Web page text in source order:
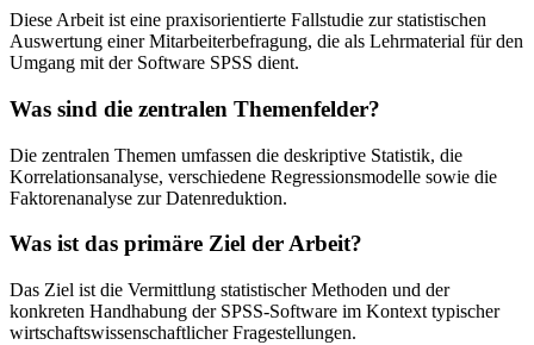
Diese Arbeit ist eine praxisorientierte Fallstudie zur statistischen
Auswertung einer Mitarbeiterbefragung, die als Lehrmaterial für den
Umgang mit der Software SPSS dient.
Was sind die zentralen Themenfelder?
Die zentralen Themen umfassen die deskriptive Statistik, die
Korrelationsanalyse, verschiedene Regressionsmodelle sowie die
Faktorenanalyse zur Datenreduktion.
Was ist das primäre Ziel der Arbeit?
Das Ziel ist die Vermittlung statistischer Methoden und der
konkreten Handhabung der SPSS-Software im Kontext typischer
wirtschaftswissenschaftlicher Fragestellungen.